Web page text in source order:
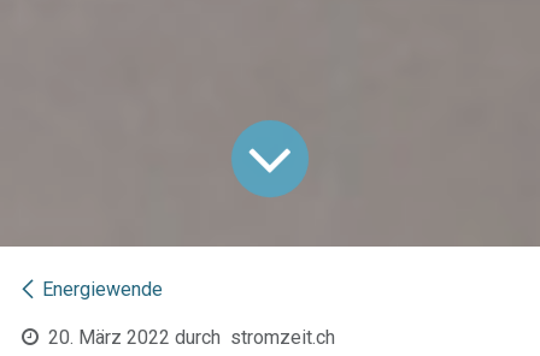
Energiewende
20. März 2022 durch stromzeit.ch